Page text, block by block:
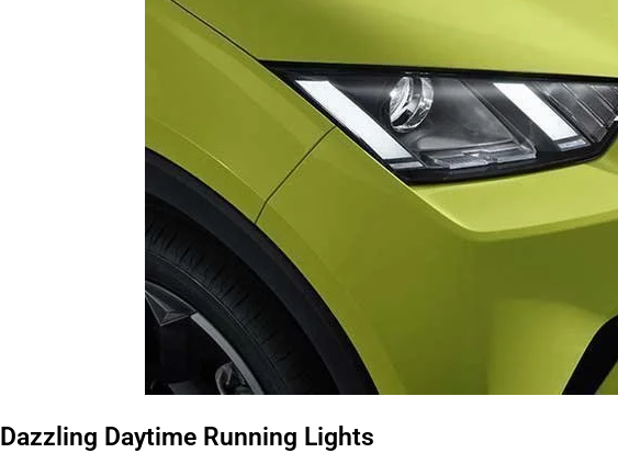
Dazzling Daytime Running Lights